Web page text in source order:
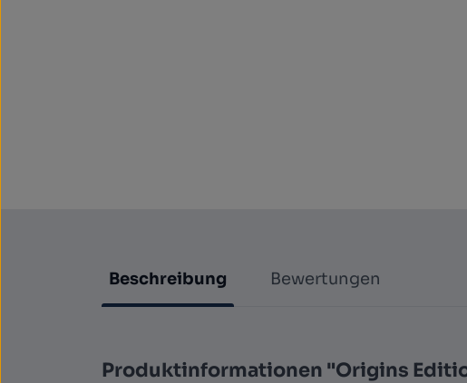
Beschreibung Bewertungen
Produktinformationen "Origins